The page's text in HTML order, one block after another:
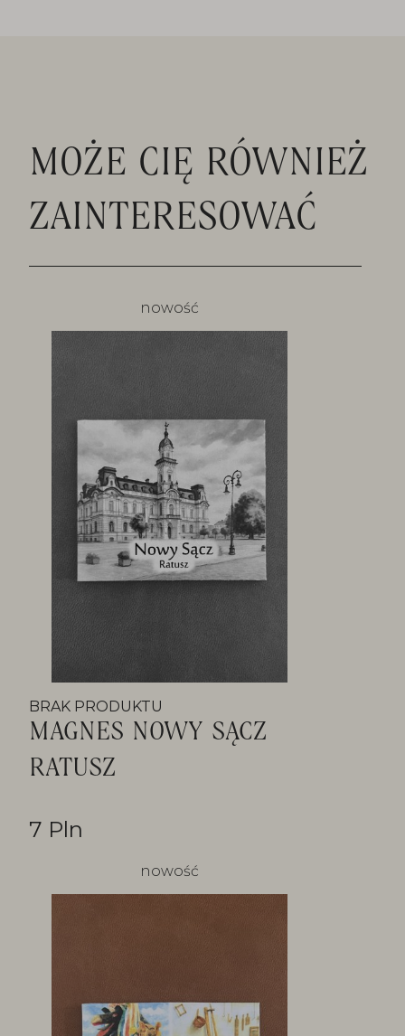
MOŻE CIĘ RÓWNIEŻ
ZAINTERESOWAĆ
nowość
BRAK PRODUKTU
MAGNES NOWY SĄCZ
RATUSZ
7 Pln
nowość